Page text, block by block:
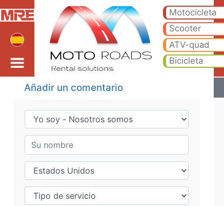
Opiniones de clientes
Motocicleta
Scooter
ATV-quad
Bicicleta
Añadir un comentario